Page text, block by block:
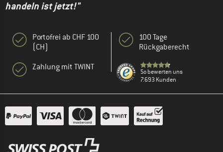
handeln ist jetzt!"
Portofrei ab CHF 100
(CH)
Zahlung mit TWINT
100 Tage
Rückgaberecht
So bewerten uns
7.693 Kunden